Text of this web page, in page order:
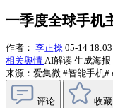
一季度全球手机
作者： 李正操 05-14 18:03
相关舆情 AI解读 生成海报
来源：爱集微 #智能手机#
评论 收藏